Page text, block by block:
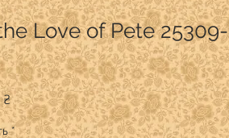
Love of Pete 25309-
₴Ціна
*